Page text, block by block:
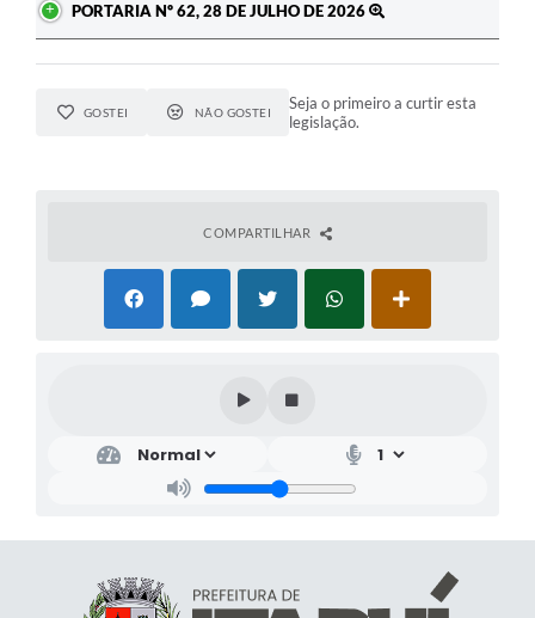
PORTARIA Nº 62, 28 DE JULHO DE 2026
GOSTEI NÃO GOSTEI
Seja o primeiro a curtir esta
legislação.
COMPARTILHAR